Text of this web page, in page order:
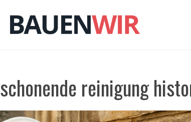
Inhalt
springen
schonende reinigung